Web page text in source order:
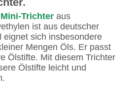
Mini-Trichter aus
ist aus deutscher
eignet sich insbesondere
Mengen Öls. Er passt
Ölstifte. Mit diesem Trichter
Ölstifte leicht und